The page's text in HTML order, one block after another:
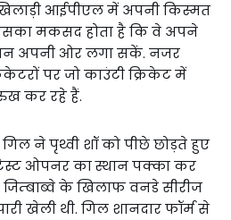
आईपीएल में अपनी किस्मत
मकसद होता है कि वे अपने
अपनी ओर लगा सकें. नजर
पर जो काउंटी क्रिकेट में
कर रहे हैं.
गिल ने पृथ्वी शॉ को पीछे छोड़ते हुए
टेस्ट ओपनर का स्थान पक्का कर
के खिलाफ वनडे सीरीज
खेली थी. गिल शानदार फॉर्म से